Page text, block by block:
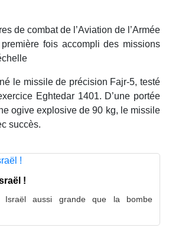
de combat de l’Aviation de l’Armée
fois accompli des missions
le missile de précision Fajr-5, testé
Eghtedar 1401. D’une portée
ogive explosive de 90 kg, le missile
succès.
!
Israël aussi grande que la bombe